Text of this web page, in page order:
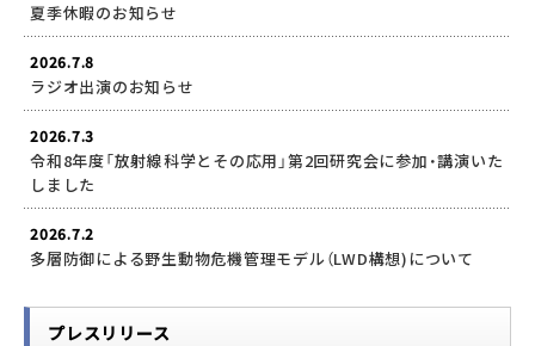
夏季休暇のお知らせ
2026.7.8
ラジオ出演のお知らせ
2026.7.3
令和8年度「放射線科学とその応用」第2回研究会に参加・講演いた
しました
2026.7.2
多層防御による野生動物危機管理モデル（LWD構想)について
プレスリリース